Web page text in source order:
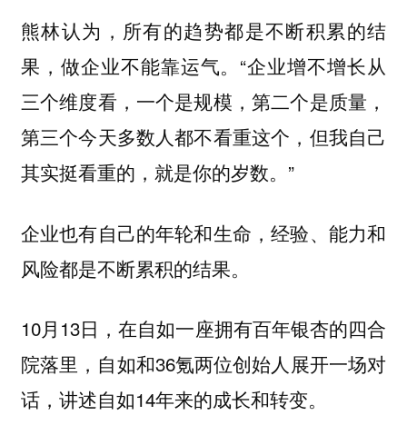
熊林认为，所有的趋势都是不断积累的结
果，做企业不能靠运气。“企业增不增长从
三个维度看，一个是规模，第二个是质量，
第三个今天多数人都不看重这个，但我自己
其实挺看重的，就是你的岁数。”
企业也有自己的年轮和生命，经验、能力和
风险都是不断累积的结果。
10月13日，在自如一座拥有百年银杏的四合
院落里，自如和36氪两位创始人展开一场对
话，讲述自如14年来的成长和转变。